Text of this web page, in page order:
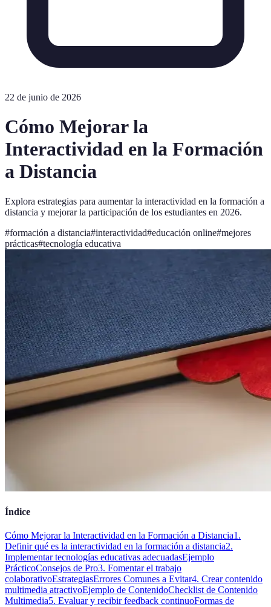
22 de junio de 2026
Cómo Mejorar la
Interactividad en la Formación
a Distancia
Explora estrategias para aumentar la interactividad en la formación a
distancia y mejorar la participación de los estudiantes en 2026.
#formación a distancia#interactividad#educación online#mejores
prácticas#tecnología educativa
Índice
Cómo Mejorar la Interactividad en la Formación a Distancia1.
Definir qué es la interactividad en la formación a distancia2.
Implementar tecnologías educativas adecuadasEjemplo
PrácticoConsejos de Pro3. Fomentar el trabajo
colaborativoEstrategiasErrores Comunes a Evitar4. Crear contenido
multimedia atractivoEjemplo de ContenidoChecklist de Contenido
Multimedia5. Evaluar y recibir feedback continuoFormas de